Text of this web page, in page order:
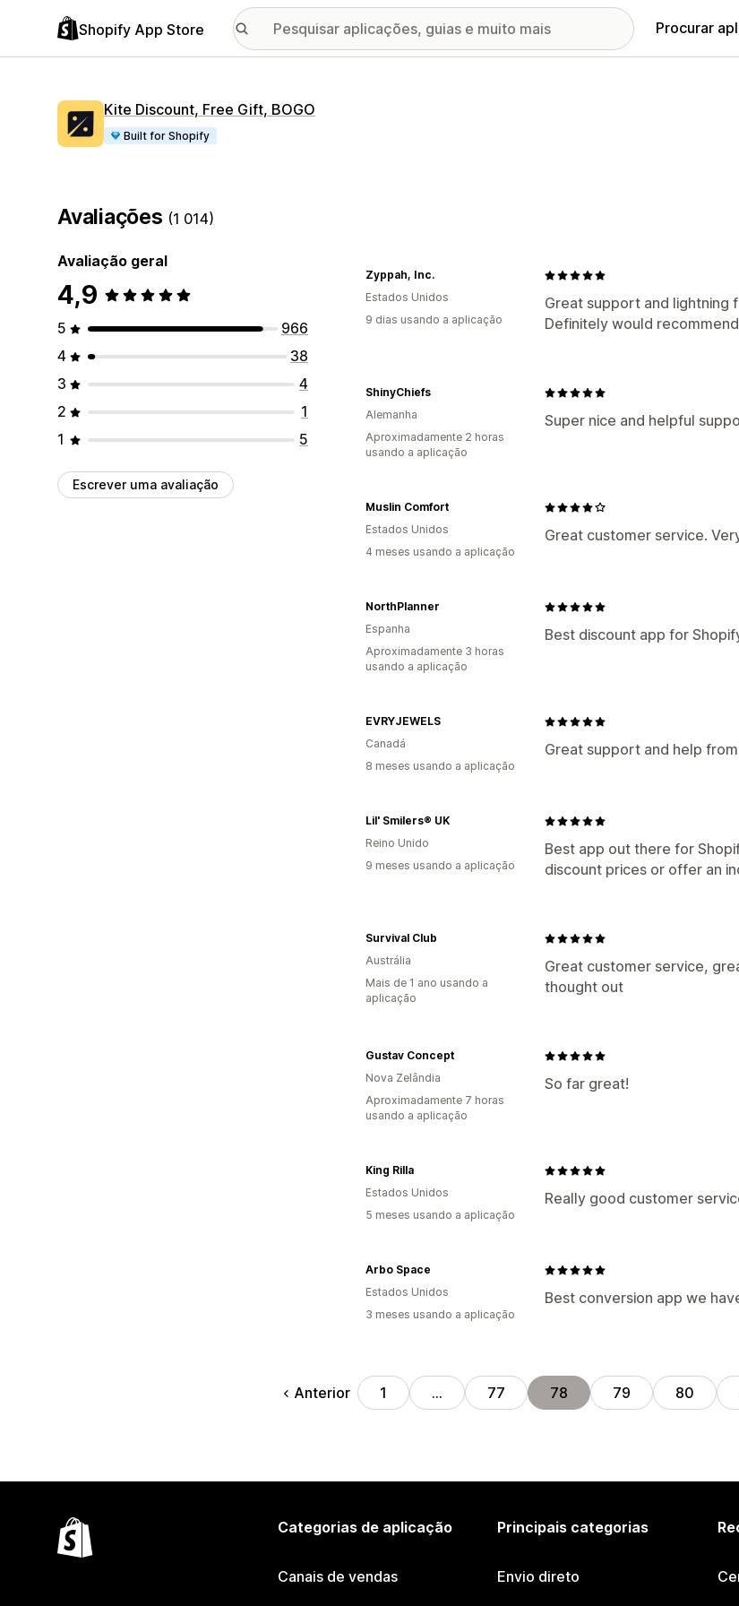
Shopify App Store Procurar
Kite Discount, Free Gift, BOGO
Built for Shopify
Avaliações (1 014)
Avaliação geral
4,9
5
966
4
38
3
4
2
1
1
5
Escrever uma avaliação
Great support and lightning
Definitely would
Zyppah, Inc.
Estados Unidos
9 dias usando a aplicação
Super nice and helpful
ShinyChiefs
Alemanha
Aproximadamente 2 horas
usando a aplicação
Great customer service.
Muslin Comfort
Estados Unidos
4 meses usando a aplicação
Best discount app for
NorthPlanner
Espanha
Aproximadamente 3 horas
usando a aplicação
Great support and help
EVRYJEWELS
Canadá
8 meses usando a aplicação
Best app out there for
discount prices or offer an
Lil' Smilers® UK
Reino Unido
9 meses usando a aplicação
Great customer service,
thought out
Survival Club
Austrália
Mais de 1 ano usando a
aplicação
So far great!
Gustav Concept
Nova Zelândia
Aproximadamente 7 horas
usando a aplicação
Really good customer
King Rilla
Estados Unidos
5 meses usando a aplicação
Best conversion app we
Arbo Space
Estados Unidos
3 meses usando a aplicação
Anterior 1 … 77 78 79 80
Categorias de aplicação
Canais de vendas
Principais categorias
Envio direto